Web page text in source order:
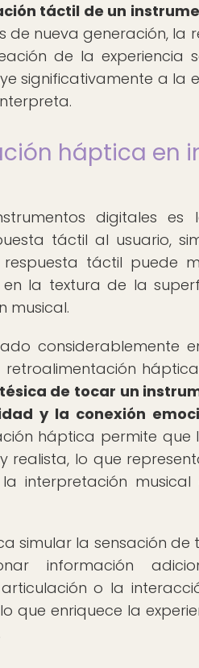
táctil de un
de nueva generación,
de la experiencia
significativamente a la
háptica en
digitales
táctil al usuario,
táctil puede
la textura de la
musical.
considerablemente
de tocar un
y la conexión
háptica permite que
realista, lo que
interpretación musical
simular la sensación de
información
o la
que enriquece la